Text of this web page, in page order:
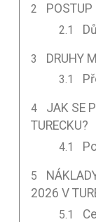
POSTUP
DRUHY
JAK SE
TURECKU?
2026 V